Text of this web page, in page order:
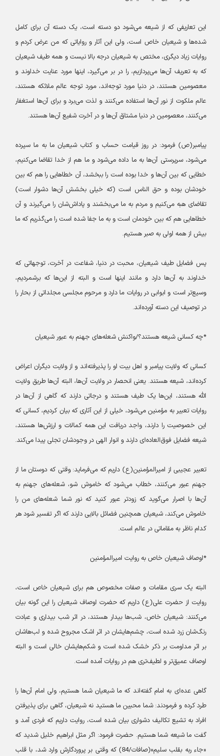
این تعاریفی که از شیعه می‌شود دو دسته است، یک دسته آن برای کامل
شده‌ها و شیعیان خاص است، ولی این آثار و روایاتی که من عرض کردم و
روایات زیاد دیگری، مختص به شیعیان درجه بالا نیست و همه طیف شیعیان
که به تعریف آن‌ها می‌پردازیم، را در بر می‌گیرد، اینها مورد عنایت خداوند و
معصومین هستند، در دنیا مورد توجه‌اند، مورد توجه عالم ملائکه هستند،
عالم ملکوت از نور آن‌ها استفاده می‌کنند و لذت می‌برد و برای آن‌ها استغفار
می‌کنند، معصومین در دنیا مشتاق آن‌ها و در آخرت شفیع آن‌ها هستند.
پیامبر(ص) فرمود: در روز قیامت حساب و کتاب شیعیان ما به ما سپرده
می‌شود، سرپرستی آن‌ها به ما داده می‌شود و ما هم از خدا تقاضا می‌کنیم،
خطایی که بین آن‌ها و خدا بوده است را ببخشد، آن خطاهایی را هم که بین
خودشان بوده و حق الناس است (که خیلی بخشش آن‌ها دشوار است)
تقاضای هبه می‌کنیم و مردم به ما می‌بخشند و پاداش‌شان را می‌گیرند و آن
خطاهایی هم که بین خودمان است و به ما جفا شده است را می‌گذریم که ما
بیش از همه اولی به صبر هستیم.
پس فضایل طیف شیعیان، محبت در دنیا، شفاعت در آخرت، توجهاتی که
خداوند به آن‌ها دارد و مانند اینها است و البته از این‌ها که برشمردیم،
وسیع‌تر است و ابوابی در روایات ما دارد و مرحوم مجلسی مجلداتی از بحار را
در توصیف این دسته آورده‌اند.
*چه کسانی شیعه هستند؟/واکنش شعله‌های جهنم به عبور شیعیان
کسانی که ولایت پیامبر و اهل بیت او را پذیرفته‌اند و از ولایت دیگران اعراض
کرده‌اند، شیعه هستند. یعنی انحصار در ولایت آن‌ها، البته آن‌ها طریق ولایت
الله هستند، این‌ها یک طیف هستند و درجاتی دارند که گاهی از آن‌ها در
روایات تعبیر به مؤمنین می‌شود، خیلی از این آثاری که بیان کردیم، کسانی که
این خصوصیت را دارند، واجد دریافت این همه کمالات و ارزش‌ها هستند،
شیعه فضایل فوق‌العاده‌ای دارند و انوار الهی در وجودشان تجلی پیدا می‌کند.
تعبیر عجیبی از امیرالمؤمنین(ع) داریم که می‌فرماید: وقتی که دوستان ما از
جهنم عبور می‌کنند، خطاب می‌شود که خاموش شو، شعله‌های جهنم به
آن‌ها با اصرار می‌گوید که زودتر عبور کنید که نور شما شعله‌های من را
خاموش می‌کند، شیعیان همچنین فضائل بالایی دارند که اگر تفسیر شود هر
کدام ناظر به مقاماتی در عالم است.
*اوصاف شیعیان خاص به روایت امیرالمؤمنین
البته یک سری مقامات و صفات مخصوص هم برای شیعیان خاص است،
روایت از حضرت علی(ع) داریم که حضرت اوصاف شیعیان را این گونه بیان
می‌کنند: شیعیان خاص، شب‌ها بیدار هستند، در اثر شب بیداری و عبادت
رنگ‌شان زرد شده است، چشم‌هایشان در اثر اشک مجروح شده و لب‌هاشان
بر اثر مداومت بر ذکر خشک شده است و شکم‌هایشان خالی است و البته
اوصاف عمیق‌تر و لطیف‌تری هم در روایات آمده است.
گاهی عده‌ای به امام گفته‌اند که ما شیعیان شما هستیم، ولی امام آن‌ها را
طرد کرده و فرمودند: شما محبین ما هستید نه شیعیان، گاهی برای پذیرفتن
افراد به تشیع تکالیف دشواری بیان شده است، روایت داریم که فردی آمد و
گفت ما شیعه شما هستیم. حضرت فرمود: اگر مثل ابراهیم خلیل شدید که
«جاء ربه بقلب سلیم»(صافات/84) که وقتی بر پروردگارش وارد شد، با قلب